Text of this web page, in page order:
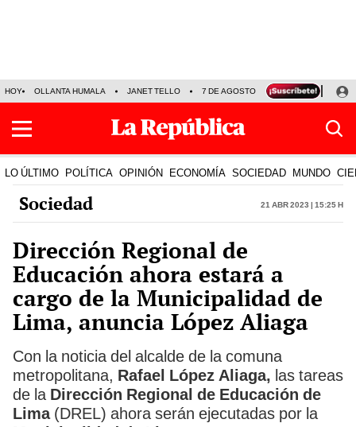
HOY OLLANTA HUMALA JANET TELLO 7 DE AGOSTO TINKA RESULTADOS
LO ÚLTIMO POLÍTICA OPINIÓN ECONOMÍA SOCIEDAD MUNDO
Sociedad 21 Abr 2023 | 15:25 h
Dirección Regional de
Educación ahora estará a
cargo de la Municipalidad de
Lima, anuncia López Aliaga
Con la noticia del alcalde de la comuna
metropolitana, Rafael López Aliaga, las tareas
de la Dirección Regional de Educación de
Lima(DREL) ahora serán ejecutadas por la